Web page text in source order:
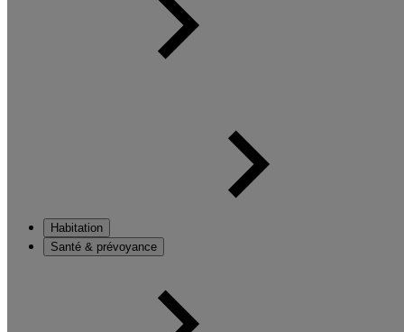
Habitation
Santé & prévoyance